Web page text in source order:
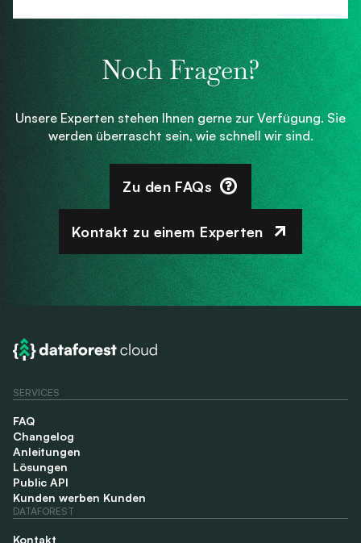
Noch Fragen?
Unsere Experten stehen Ihnen gerne zur Verfügung. Sie
werden überrascht sein, wie schnell wir sind.
Zu den FAQs
Kontakt zu einem Experten
SERVICES
FAQ
Changelog
Anleitungen
Lösungen
Public API
Kunden werben Kunden
DATAFOREST
Kontakt